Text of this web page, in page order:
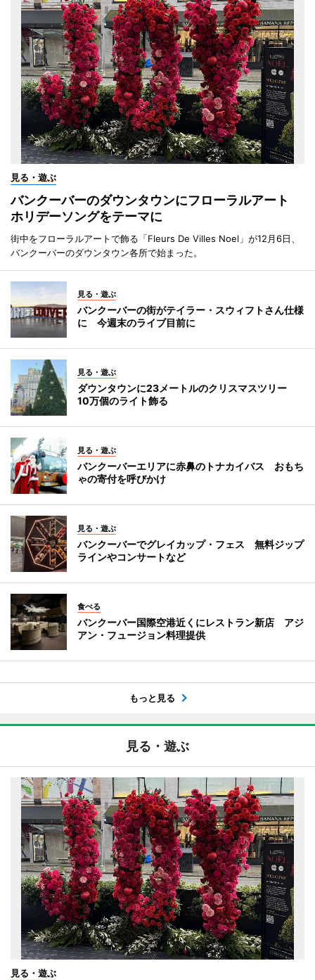
見る・遊ぶ
バンクーバーのダウンタウンにフローラルアート
ホリデーソングをテーマに
街中をフローラルアートで飾る「Fleurs De Villes Noel」が12月6日、
バンクーバーのダウンタウン各所で始まった。
見る・遊ぶ
バンクーバーの街がテイラー・スウィフトさん仕様
に 今週末のライブ目前に
見る・遊ぶ
ダウンタウンに23メートルのクリスマスツリー
10万個のライト飾る
見る・遊ぶ
バンクーバーエリアに赤鼻のトナカイバス おもち
ゃの寄付を呼びかけ
見る・遊ぶ
バンクーバーでグレイカップ・フェス 無料ジップ
ラインやコンサートなど
食べる
バンクーバー国際空港近くにレストラン新店 アジ
アン・フュージョン料理提供
もっと見る
見る・遊ぶ
見る・遊ぶ